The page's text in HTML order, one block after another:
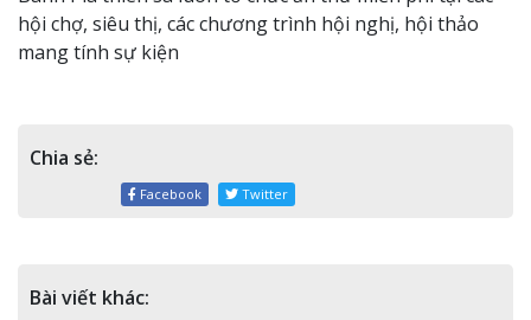
hội chợ, siêu thị, các chương trình hội nghị, hội thảo
mang tính sự kiện
Chia sẻ:
Facebook Twitter
Bài viết khác: